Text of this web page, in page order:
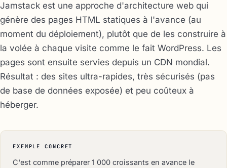
Jamstack est une approche d'architecture web qui
génère des pages HTML statiques à l'avance (au
moment du déploiement), plutôt que de les construire à
la volée à chaque visite comme le fait WordPress. Les
pages sont ensuite servies depuis un CDN mondial.
Résultat : des sites ultra-rapides, très sécurisés (pas
de base de données exposée) et peu coûteux à
héberger.
EXEMPLE CONCRET
C'est comme préparer 1 000 croissants en avance le